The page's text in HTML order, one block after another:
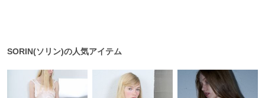
エイミー イストワール
SORIN(ソリン)の人気アイテム